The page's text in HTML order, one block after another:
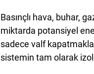
Basınçlı hava, buhar,
miktarda potansiyel
sadece valf kapatmakla
sistemin tam olarak